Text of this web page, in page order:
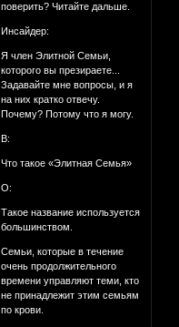
поверить? Читайте дальше.
Инсайдер:
Я член Элитной Семьи,
которого вы презираете...
Задавайте мне вопросы, и я
на них кратко отвечу.
Почему? Потому что я могу.
В:
Что такое «Элитная Семья»
О:
Такое название используется
большинством.
Семьи, которые в течение
очень продолжительного
времени управляют теми, кто
не принадлежит этим семьям
по крови.